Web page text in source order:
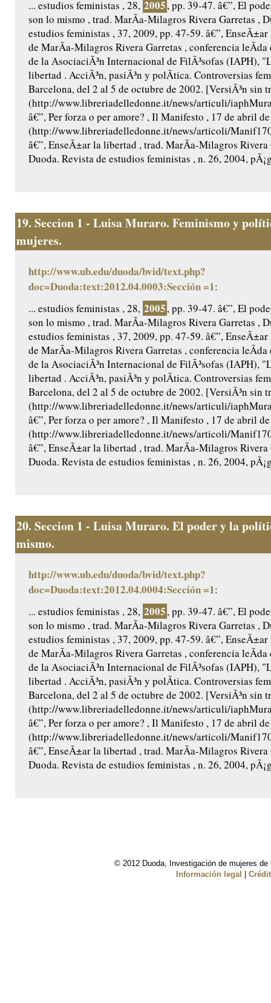
... estudios feministas , 28, 2005, pp. 39-47. â€”, El
son lo mismo , trad. MarÃ­a-Milagros Rivera Garretas ,
estudios feministas , 37, 2009, pp. 47-59. â€”,
de MarÃ­a-Milagros Rivera Garretas , conferencia
de la AsociaciÃ³n Internacional de FilÃ³sofas (IAPH),
libertad . AcciÃ³n, pasiÃ³n y polÃ­tica. Controversias
Barcelona, del 2 al 5 de octubre de 2002. [VersiÃ³n sin
(http://www.libreriadelledonne.it/news/articuli/
â€”, Per forza o per amore? , Il Manifesto , 17 de abril
(http://www.libreriadelledonne.it/news/articoli/
â€”, EnseÃ±ar la libertad , trad. MarÃ­a-Milagros Rivera
Duoda. Revista de estudios feministas , n. 26, 2004,
19. Seccion 1 - Luisa Muraro. Feminismo y
mujeres.
http://www.ub.edu/duoda/bvid/text.php?
doc=Duoda:text:2012.04.0003:Sección =1:
... estudios feministas , 28, 2005, pp. 39-47. â€”, El
son lo mismo , trad. MarÃ­a-Milagros Rivera Garretas ,
estudios feministas , 37, 2009, pp. 47-59. â€”,
de MarÃ­a-Milagros Rivera Garretas , conferencia
de la AsociaciÃ³n Internacional de FilÃ³sofas (IAPH),
libertad . AcciÃ³n, pasiÃ³n y polÃ­tica. Controversias
Barcelona, del 2 al 5 de octubre de 2002. [VersiÃ³n sin
(http://www.libreriadelledonne.it/news/articuli/
â€”, Per forza o per amore? , Il Manifesto , 17 de abril
(http://www.libreriadelledonne.it/news/articoli/
â€”, EnseÃ±ar la libertad , trad. MarÃ­a-Milagros Rivera
Duoda. Revista de estudios feministas , n. 26, 2004,
20. Seccion 1 - Luisa Muraro. El poder y la
mismo.
http://www.ub.edu/duoda/bvid/text.php?
doc=Duoda:text:2012.04.0004:Sección =1:
... estudios feministas , 28, 2005, pp. 39-47. â€”, El
son lo mismo , trad. MarÃ­a-Milagros Rivera Garretas ,
estudios feministas , 37, 2009, pp. 47-59. â€”,
de MarÃ­a-Milagros Rivera Garretas , conferencia
de la AsociaciÃ³n Internacional de FilÃ³sofas (IAPH),
libertad . AcciÃ³n, pasiÃ³n y polÃ­tica. Controversias
Barcelona, del 2 al 5 de octubre de 2002. [VersiÃ³n sin
(http://www.libreriadelledonne.it/news/articuli/
â€”, Per forza o per amore? , Il Manifesto , 17 de abril
(http://www.libreriadelledonne.it/news/articoli/
â€”, EnseÃ±ar la libertad , trad. MarÃ­a-Milagros Rivera
Duoda. Revista de estudios feministas , n. 26, 2004,
© 2012 Duoda, Investigación de mujeres
Información legal